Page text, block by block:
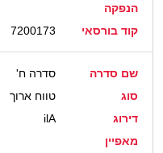
הנפקה
קוד בורסאי
7200173
שם סדרה
סדרה ח'
סוג
טווח ארוך
דירוג
ilA
מאפיין